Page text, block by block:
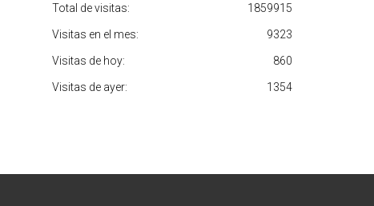
1859915
Total de visitas:
9323
Visitas en el mes:
860
Visitas de hoy:
1354
Visitas de ayer: